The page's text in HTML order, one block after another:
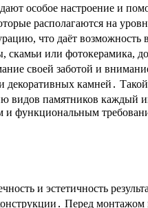
особое настроение и
располагаются на
что даёт возможность
скамьи или фотокерамика,
своей заботой и
камней․
видов памятников каждый
и функциональным
и эстетичность
Перед монтажом